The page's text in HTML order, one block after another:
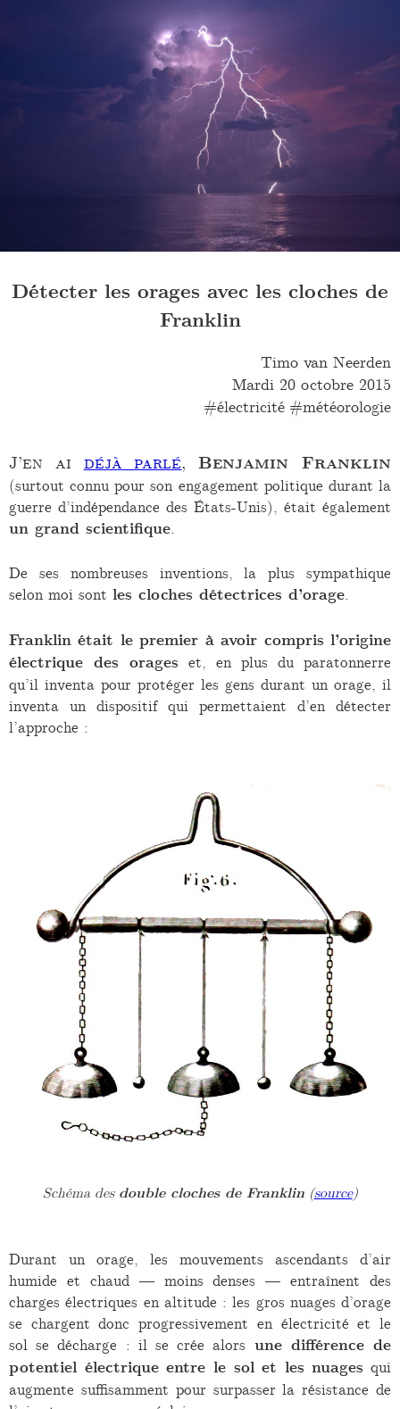
Détecter les orages avec les cloches de
Franklin
Timo van Neerden
Mardi 20 octobre 2015
électricité
météorologie
J’en ai déjà parlé,Benjamin Franklin
(surtout connu pour son engagement politique durant la
guerre d’indépendance des États-Unis), était également
un grand scientifique
De ses nombreuses inventions, la plus sympathique
selon moi sont les cloches détectrices d’orage.
Franklin était le premier à avoir compris l’origine
électrique des orages et, en plus du paratonnerre
qu’il inventa pour protéger les gens durant un orage, il
inventa un dispositif qui permettaient d’en détecter
l’approche :
Schéma des double cloches de Franklin(source)
Durant un orage, les mouvements ascendants d’air
humide et chaud — moins denses — entraînent des
charges électriques en altitude : les gros nuages d’orage
se chargent donc progressivement en électricité et le
sol se décharge : il se crée alors une différence de
potentiel électrique entre le sol et les nuages qui
augmente suffisamment pour surpasser la résistance de